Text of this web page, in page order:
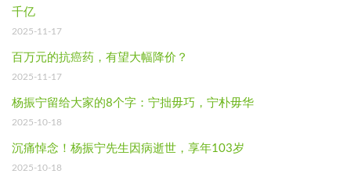
千亿
2025-11-17
百万元的抗癌药，有望大幅降价？
2025-11-17
杨振宁留给大家的8个字：宁拙毋巧，宁朴毋华
2025-10-18
沉痛悼念！杨振宁先生因病逝世，享年103岁
2025-10-18